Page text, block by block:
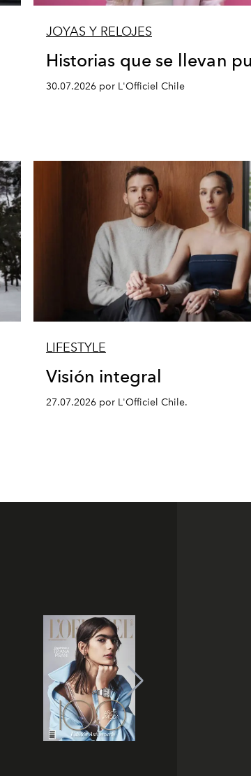
JOYAS Y RELOJES
Historias que se llevan
30.07.2026 por L'Officiel Chile
LIFESTYLE
Visión integral
27.07.2026 por L'Officiel Chile.